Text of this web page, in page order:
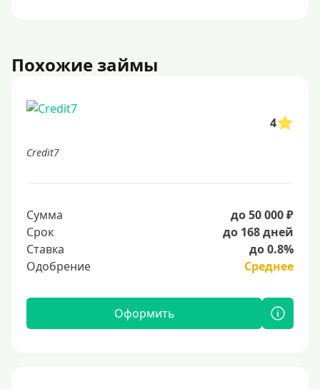
Похожие займы
4
Credit7
Сумма
до 50 000 ₽
Срок
до 168 дней
Ставка
до 0.8%
Одобрение
Среднее
Оформить